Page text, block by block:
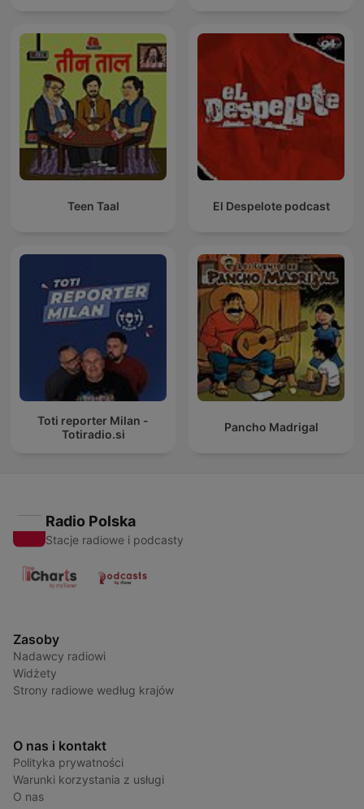
Teen Taal El Despelote podcast
Toti reporter Milan -
Totiradio.si
Pancho Madrigal
Radio Polska
Stacje radiowe i podcasty
Zasoby
Nadawcy radiowi
Widżety
Strony radiowe według krajów
O nas i kontakt
Polityka prywatności
Warunki korzystania z usługi
O nas